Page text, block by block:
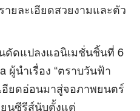
ยละเอียดสวยงามและตัว
ดัดแปลงแอนิเมชั่นชิ้นที่ 6
ผู้นำเรื่อง “ตราบวันฟ้า
อียดอ่อนมาสู่จอภาพยนตร์
ยนซีรีส์นับตั้งแต่